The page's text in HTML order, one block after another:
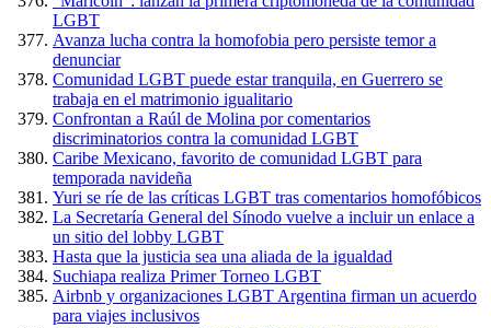
LGBT
Avanza lucha contra la homofobia pero persiste temor a
denunciar
Comunidad LGBT puede estar tranquila, en Guerrero se
trabaja en el matrimonio igualitario
Confrontan a Raúl de Molina por comentarios
discriminatorios contra la comunidad LGBT
Caribe Mexicano, favorito de comunidad LGBT para
temporada navideña
Yuri se ríe de las críticas LGBT tras comentarios homofóbicos
La Secretaría General del Sínodo vuelve a incluir un enlace a
un sitio del lobby LGBT
Hasta que la justicia sea una aliada de la igualdad
Suchiapa realiza Primer Torneo LGBT
Airbnb y organizaciones LGBT Argentina firman un acuerdo
para viajes inclusivos